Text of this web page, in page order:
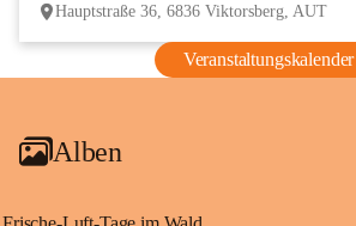
Hauptstraße 36, 6836 Viktorsberg, AUT
Veranstaltungskalender
Alben